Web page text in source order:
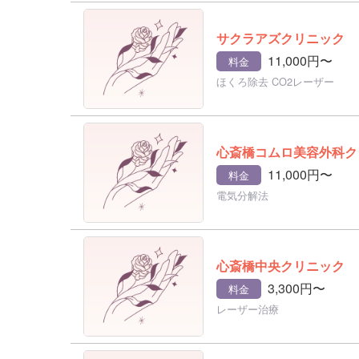
サクラアズクリニック
料金 11,000円〜
ほくろ除去 CO2レーザー
心斎橋コムロ美容外科
料金 11,000円〜
電気分解法
心斎橋中央クリニック
料金 3,300円〜
レーザー治療